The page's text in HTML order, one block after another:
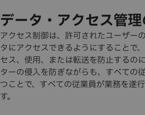
データ・アクセス管
アクセス制御は、許可されたユーザー
タにアクセスできるようにすることで
セス、使用、または転送を防止するの
ターの侵入を防ぎながらも、すべての
つことで、すべての従業員が業務を遂
す。